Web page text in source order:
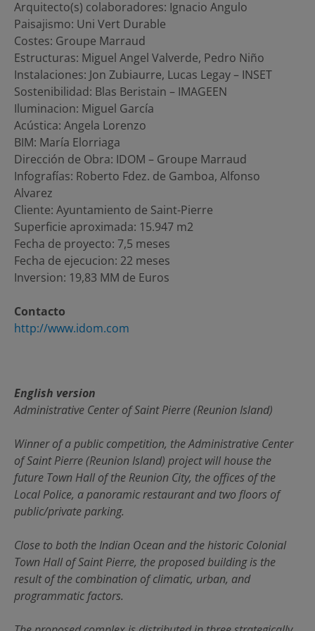
Arquitecto(s) colaboradores: Ignacio Angulo
Paisajismo: Uni Vert Durable
Costes: Groupe Marraud
Estructuras: Miguel Angel Valverde, Pedro Niño
Instalaciones: Jon Zubiaurre, Lucas Legay – INSET
Sostenibilidad: Blas Beristain – IMAGEEN
Iluminacion: Miguel García
Acústica: Angela Lorenzo
BIM: María Elorriaga
Dirección de Obra: IDOM – Groupe Marraud
Infografías: Roberto Fdez. de Gamboa, Alfonso
Alvarez
Cliente: Ayuntamiento de Saint-Pierre
Superficie aproximada: 15.947 m2
Fecha de proyecto: 7,5 meses
Fecha de ejecucion: 22 meses
Inversion: 19,83 MM de Euros
Contacto
http://www.idom.com
English version
Administrative Center of Saint Pierre (Reunion Island)
Winner of a public competition, the Administrative Center
of Saint Pierre (Reunion Island) project will house the
future Town Hall of the Reunion City, the offices of the
Local Police, a panoramic restaurant and two floors of
public/private parking.
Close to both the Indian Ocean and the historic Colonial
Town Hall of Saint Pierre, the proposed building is the
result of the combination of climatic, urban, and
programmatic factors.